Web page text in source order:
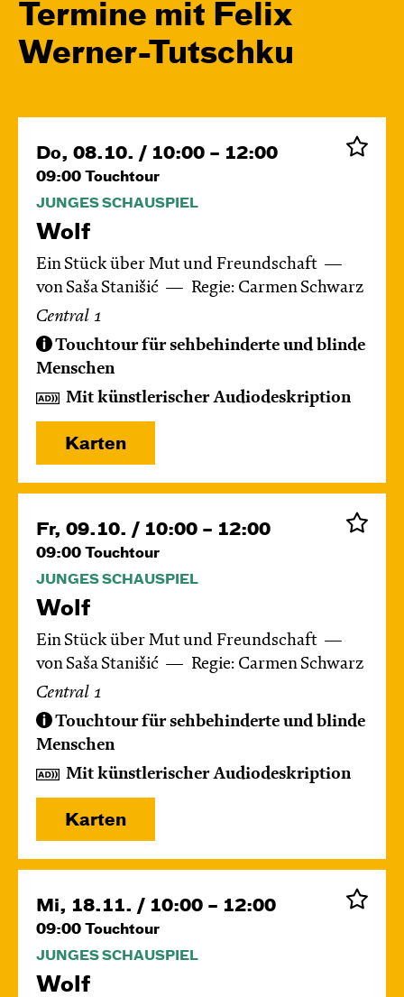
Termine mit Felix
Werner-Tutschku
Do, 08.10. / 10:00 – 12:00
09:00 Touchtour
JUNGES SCHAUSPIEL
Wolf
Ein Stück über Mut und Freundschaft
von Saša Stanišić
Regie: Carmen Schwarz
Central 1
Touchtour für sehbehinderte und blinde
Menschen
Mit künstlerischer Audiodeskription
Karten
Fr, 09.10. / 10:00 – 12:00
09:00 Touchtour
JUNGES SCHAUSPIEL
Wolf
Ein Stück über Mut und Freundschaft
von Saša Stanišić
Regie: Carmen Schwarz
Central 1
Touchtour für sehbehinderte und blinde
Menschen
Mit künstlerischer Audiodeskription
Karten
Mi, 18.11. / 10:00 – 12:00
09:00 Touchtour
JUNGES SCHAUSPIEL
Wolf